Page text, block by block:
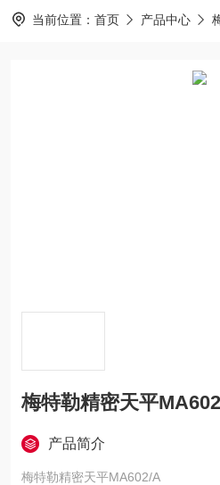
当前位置： 首页 产品中心
梅特勒精密天平
产品简介
梅特勒精密天平MA602/A